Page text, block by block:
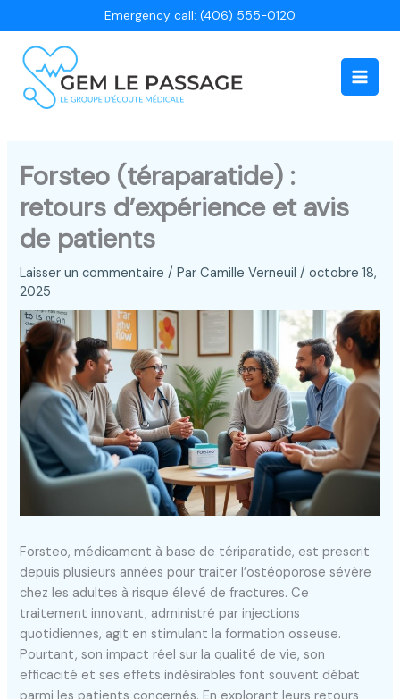
au
contenu
Emergency call: (406) 555-0120
Main
Forsteo (téraparatide) :
retours d’expérience et avis
de patients
Laisser un commentaire / ParCamille Verneuil/octobre 18,
2025
Forsteo, médicament à base de tériparatide, est prescrit
depuis plusieurs années pour traiter l’ostéoporose sévère
chez les adultes à risque élevé de fractures. Ce
traitement innovant, administré par injections
quotidiennes, agit en stimulant la formation osseuse.
Pourtant, son impact réel sur la qualité de vie, son
efficacité et ses effets indésirables font souvent débat